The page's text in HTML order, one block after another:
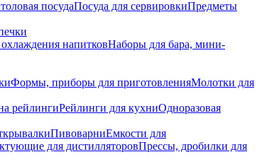
посудаПосуда для сервировкиПредметы
напитковНаборы для бара, мини-
Формы, приборы для приготовленияМолотки для
рейлингиРейлинги для кухниОдноразовая
ПивоварниЕмкости для
для дистилляторовПрессы, дробилки для